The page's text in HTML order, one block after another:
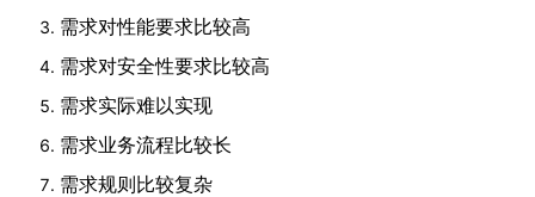
需求对性能要求比较高
需求对安全性要求比较高
需求实际难以实现
需求业务流程比较长
需求规则比较复杂